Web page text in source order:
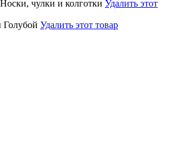
Носки, чулки и колготки Удалить этот
Голубой Удалить этот товар